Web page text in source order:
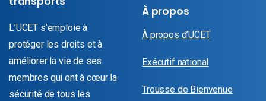
L’UCET s’emploie à
protéger les droits et à
améliorer la vie de ses
membres qui ont à cœur la
sécurité de tous les
À propos
À propos d’UCET
Exécutif national
Trousse de Bienvenue